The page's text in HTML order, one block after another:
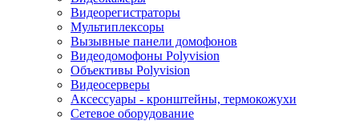
Видеорегистраторы
Мультиплексоры
Вызывные панели домофонов
Видеодомофоны Polyvision
Объективы Polyvision
Видеосерверы
Аксессуары - кронштейны, термокожухи
Сетевое оборудование